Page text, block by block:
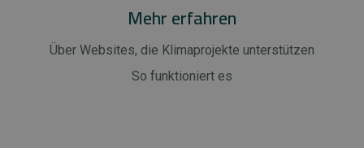
Mehr erfahren
Über Websites, die Klimaprojekte unterstützen
So funktioniert es